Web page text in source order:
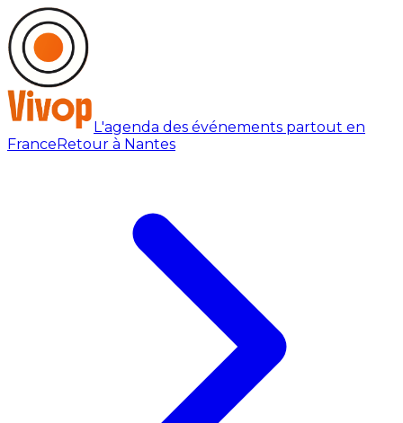
L'agenda des événements partout en
FranceRetour à Nantes